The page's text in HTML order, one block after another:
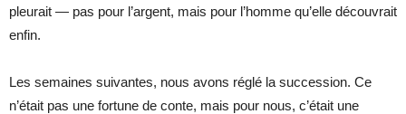
pleurait — pas pour l’argent, mais pour l’homme qu’elle découvrait
enfin.
Les semaines suivantes, nous avons réglé la succession. Ce
n’était pas une fortune de conte, mais pour nous, c’était une